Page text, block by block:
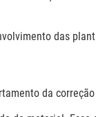
das
da